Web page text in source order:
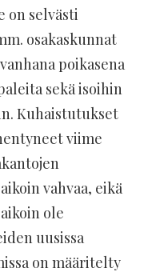
on selvästi
osakaskunnat
poikasena
sekä isoihin
Kuhaistutukset
viime
vahvaa, eikä
ole
uusissa
on määritelty